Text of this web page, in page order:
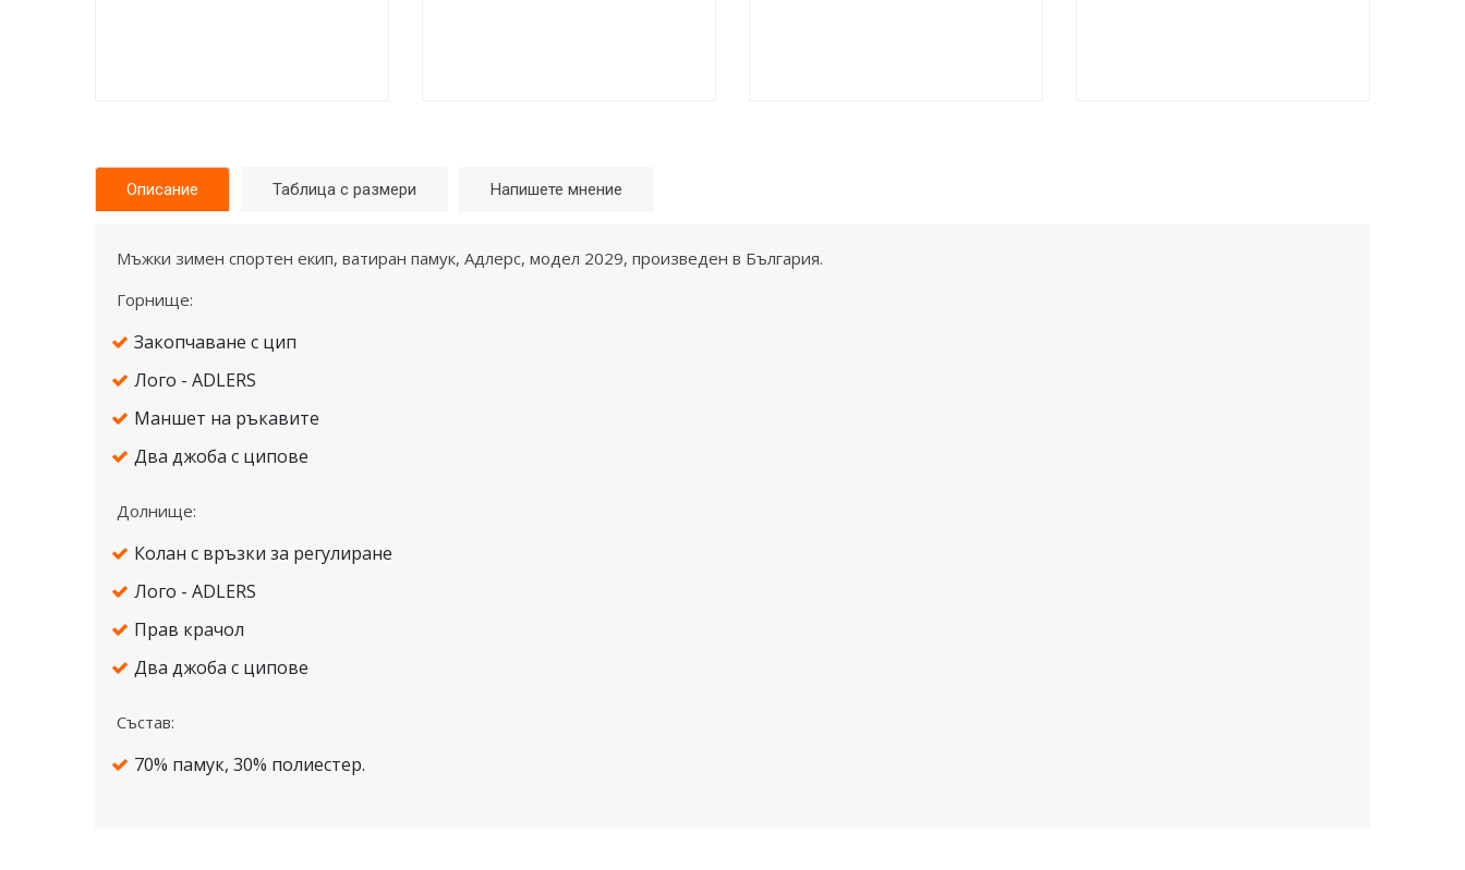
Описание Таблица с размери Напишете мнение
Mъжки зимен спортен екип, ватиран памук, Адлерс, модел 2029, произведен в България.
Горнище:
Закопчаване с цип
Лого - ADLERS
Маншет на ръкавите
Два джоба с ципове
Долнище:
Колан с връзки за регулиране
Лого - ADLERS
Прав крачол
Два джоба с ципове
Състав:
70% памук, 30% полиестер.